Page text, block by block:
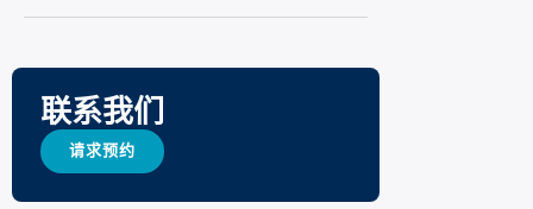
联系我们
请求预约